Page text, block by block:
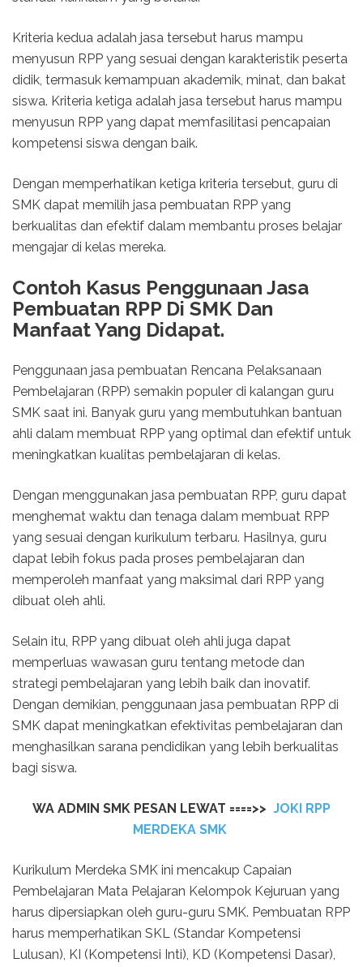
Kriteria kedua adalah jasa tersebut harus mampu
menyusun RPP yang sesuai dengan karakteristik peserta
didik, termasuk kemampuan akademik, minat, dan bakat
siswa. Kriteria ketiga adalah jasa tersebut harus mampu
menyusun RPP yang dapat memfasilitasi pencapaian
kompetensi siswa dengan baik.
Dengan memperhatikan ketiga kriteria tersebut, guru di
SMK dapat memilih jasa pembuatan RPP yang
berkualitas dan efektif dalam membantu proses belajar
mengajar di kelas mereka.
Contoh Kasus Penggunaan Jasa
Pembuatan RPP Di SMK Dan
Manfaat Yang Didapat.
Penggunaan jasa pembuatan Rencana Pelaksanaan
Pembelajaran (RPP) semakin populer di kalangan guru
SMK saat ini. Banyak guru yang membutuhkan bantuan
ahli dalam membuat RPP yang optimal dan efektif untuk
meningkatkan kualitas pembelajaran di kelas.
Dengan menggunakan jasa pembuatan RPP, guru dapat
menghemat waktu dan tenaga dalam membuat RPP
yang sesuai dengan kurikulum terbaru. Hasilnya, guru
dapat lebih fokus pada proses pembelajaran dan
memperoleh manfaat yang maksimal dari RPP yang
dibuat oleh ahli.
Selain itu, RPP yang dibuat oleh ahli juga dapat
memperluas wawasan guru tentang metode dan
strategi pembelajaran yang lebih baik dan inovatif.
Dengan demikian, penggunaan jasa pembuatan RPP di
SMK dapat meningkatkan efektivitas pembelajaran dan
menghasilkan sarana pendidikan yang lebih berkualitas
bagi siswa.
WA ADMIN SMK PESAN LEWAT ====>> JOKI RPP
MERDEKA SMK
Kurikulum Merdeka SMK ini mencakup Capaian
Pembelajaran Mata Pelajaran Kelompok Kejuruan yang
harus dipersiapkan oleh guru-guru SMK. Pembuatan RPP
harus memperhatikan SKL (Standar Kompetensi
Lulusan), KI (Kompetensi Inti), KD (Kompetensi Dasar),